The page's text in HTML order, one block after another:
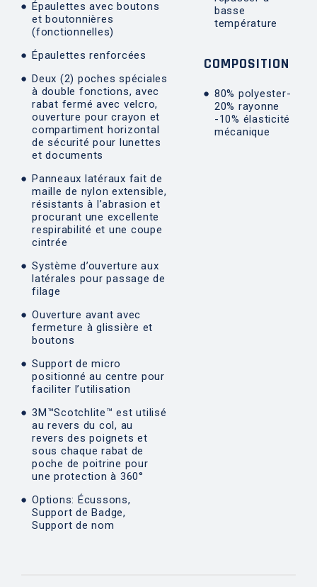
Épaulettes avec boutons
et boutonnières
(fonctionnelles)
Épaulettes renforcées
Deux (2) poches spéciales
à double fonctions, avec
rabat fermé avec velcro,
ouverture pour crayon et
compartiment horizontal
de sécurité pour lunettes
et documents
Panneaux latéraux fait de
maille de nylon extensible,
résistants à l’abrasion et
procurant une excellente
respirabilité et une coupe
cintrée
Système d’ouverture aux
latérales pour passage de
filage
Ouverture avant avec
fermeture à glissière et
boutons
Support de micro
positionné au centre pour
faciliter l’utilisation
3M™Scotchlite™ est utilisé
au revers du col, au
revers des poignets et
sous chaque rabat de
poche de poitrine pour
une protection à 360°
Options: Écussons,
Support de Badge,
Support de nom
basse
température
COMPOSITION
80% polyester-
20% rayonne
-10% élasticité
mécanique